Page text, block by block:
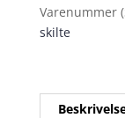
Varenummer
skilte